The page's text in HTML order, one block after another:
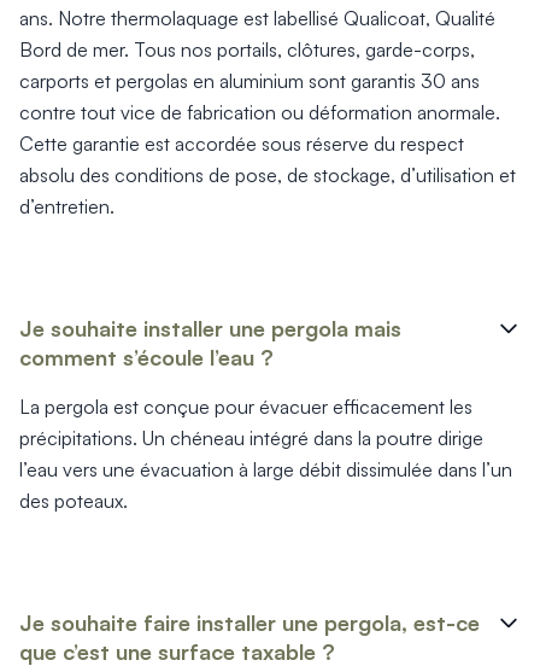
ans. Notre thermolaquage est labellisé Qualicoat, Qualité
Bord de mer. Tous nos portails, clôtures, garde-corps,
carports et pergolas en aluminium sont garantis 30 ans
contre tout vice de fabrication ou déformation anormale.
Cette garantie est accordée sous réserve du respect
absolu des conditions de pose, de stockage, d’utilisation et
d’entretien.
Je souhaite installer une pergola mais
comment s’écoule l’eau ?
La pergola est conçue pour évacuer efficacement les
précipitations. Un chéneau intégré dans la poutre dirige
l’eau vers une évacuation à large débit dissimulée dans l’un
des poteaux.
Je souhaite faire installer une pergola, est-ce
que c’est une surface taxable ?